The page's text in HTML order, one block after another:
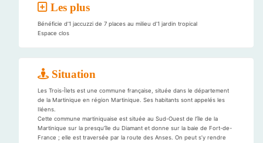
Les plus
Bénéficie d’1 jaccuzzi de 7 places au milieu d’1 jardin tropical
Espace clos
Situation
Les Trois-Îlets est une commune française, située dans le département
de la Martinique en région Martinique. Ses habitants sont appelés les
Iléens.
Cette commune martiniquaise est située au Sud-Ouest de l’île de la
Martinique sur la presqu’île du Diamant et donne sur la baie de Fort-de-
France ; elle est traversée par la route des Anses. On peut s’y rendre